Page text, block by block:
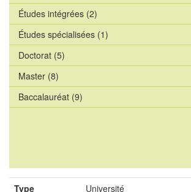
Études intégrées (2)
Études spécialisées (1)
Doctorat (5)
Master (8)
Baccalauréat (9)
Type
Université